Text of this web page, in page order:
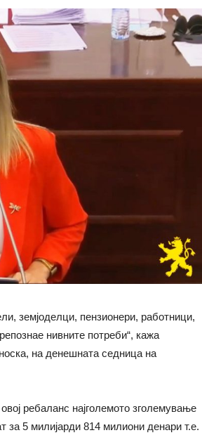
земјоделци, пензионери, работници,
нивните потреби“, кажа
на денешната седница на
ребаланс најголемото зголемување
за 5 милијарди 814 милиони денари т.е.